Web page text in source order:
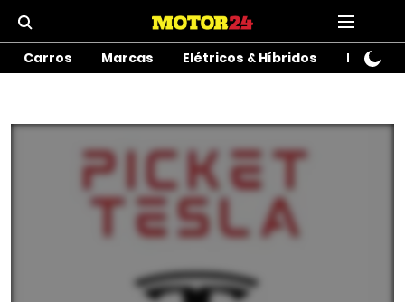
Carros Marcas Elétricos & Híbridos Motos